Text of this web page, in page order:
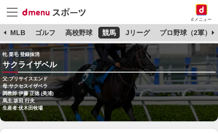
dメニュー
MLB ゴルフ 高校野球 競馬 Jリーグ プロ野球（2軍）
牝 栗毛 登録抹消
サクライザベル
父:プリサイスエンド
母:サクセスイザベラ
調教師:伊藤 正徳 (美浦)
馬主:坂田 行夫
生産者:伏木田牧場